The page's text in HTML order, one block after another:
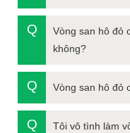
Vòng san hô đỏ
không?
Vòng san hô đỏ
Tôi vô tình làm